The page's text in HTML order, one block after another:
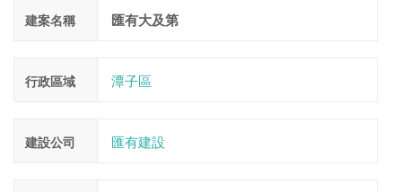
建案名稱 匯有大及第
行政區域 潭子區
建設公司 匯有建設